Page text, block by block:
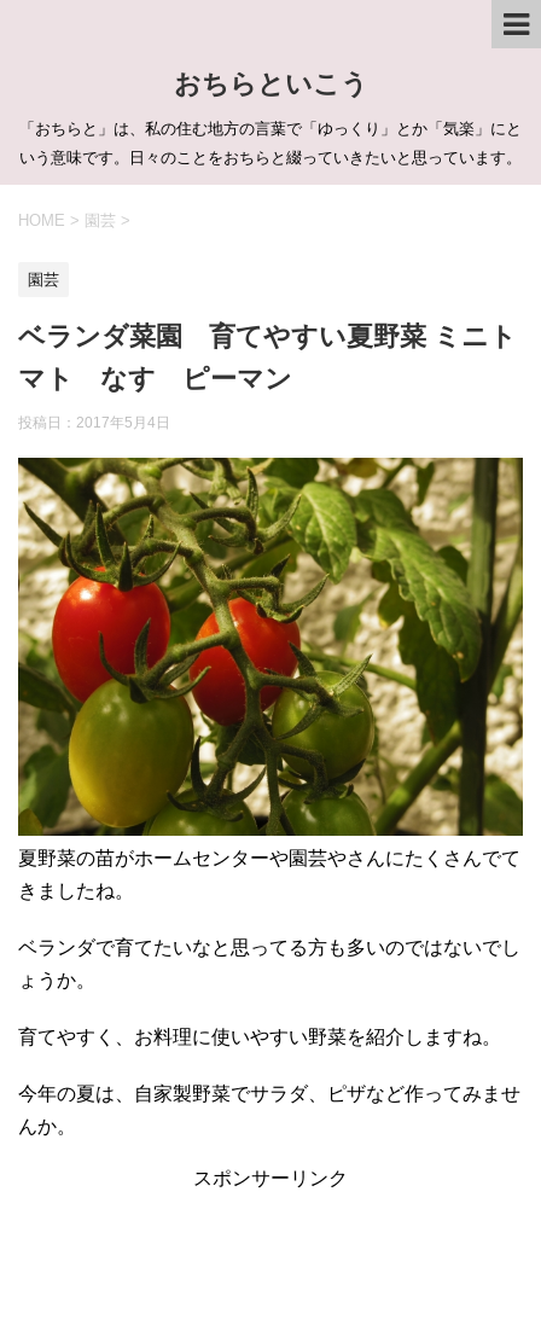
おちらといこう
「おちらと」は、私の住む地方の言葉で「ゆっくり」とか「気楽」にと
いう意味です。日々のことをおちらと綴っていきたいと思っています。
HOME > 園芸 >
園芸
ベランダ菜園 育てやすい夏野菜 ミニト
マト なす ピーマン
投稿日： 2017年5月4日
夏野菜の苗がホームセンターや園芸やさんにたくさんでて
きましたね。
ベランダで育てたいなと思ってる方も多いのではないでし
ょうか。
育てやすく、お料理に使いやすい野菜を紹介しますね。
今年の夏は、自家製野菜でサラダ、ピザなど作ってみませ
んか。
スポンサーリンク